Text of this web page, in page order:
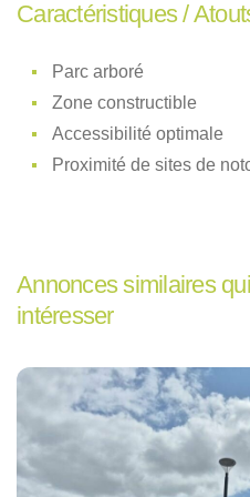
Caractéristiques /
Parc arboré
Zone constructible
Accessibilité optimale
Proximité de sites de
Annonces similaires
intéresser